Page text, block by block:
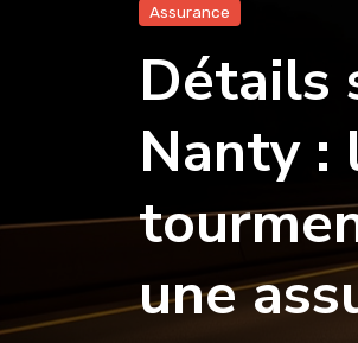
Assurance
Détails
Nanty :
une